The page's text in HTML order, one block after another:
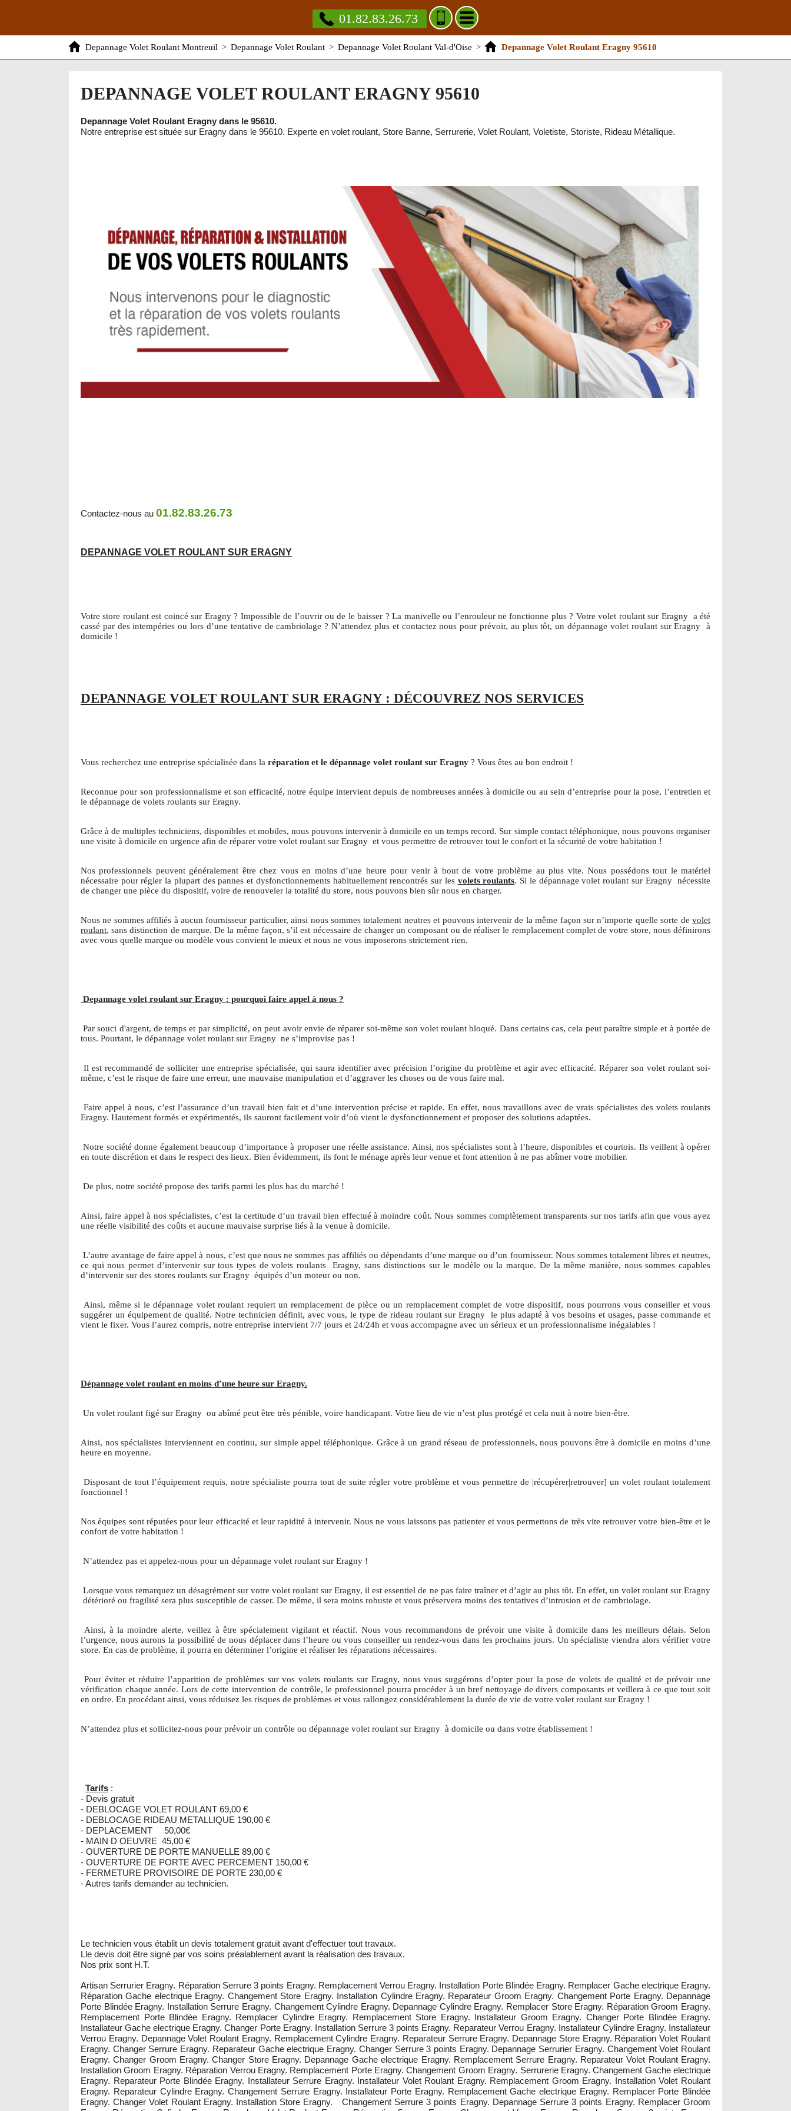
01.82.83.26.73
Depannage Volet Roulant Montreuil > Depannage Volet Roulant > Depannage Volet Roulant Val-d'Oise > Depannage Volet Roulant Eragny 95610
DEPANNAGE VOLET ROULANT ERAGNY 95610
Depannage Volet Roulant Eragny dans le 95610.
Notre entreprise est située sur Eragny dans le 95610. Experte en volet roulant, Store Banne, Serrurerie, Volet Roulant, Voletiste, Storiste, Rideau Métallique.
Contactez-nous au 01.82.83.26.73
DEPANNAGE VOLET ROULANT SUR ERAGNY
Votre store roulant est coincé sur Eragny ? Impossible de l’ouvrir ou de le baisser ? La manivelle ou l’enrouleur ne fonctionne plus ? Votre volet roulant sur Eragny a été
cassé par des intempéries ou lors d’une tentative de cambriolage ? N’attendez plus et contactez nous pour prévoir, au plus tôt, un dépannage volet roulant sur Eragny
à
domicile !
DEPANNAGE VOLET ROULANT SUR ERAGNY : DÉCOUVREZ NOS SERVICES
Vous recherchez une entreprise spécialisée dans la réparation et le dépannage volet roulant sur Eragny ? Vous êtes au bon endroit !
Reconnue pour son professionnalisme et son efficacité, notre équipe intervient depuis de nombreuses années à domicile ou au sein d’entreprise pour la pose, l’entretien et
le dépannage de volets roulants sur Eragny.
Grâce à de multiples techniciens, disponibles et mobiles, nous pouvons intervenir à domicile en un temps record. Sur simple contact téléphonique, nous pouvons organiser
une visite à domicile en urgence afin de réparer votre volet roulant sur Eragny et vous permettre de retrouver tout le confort et la sécurité de votre habitation !
Nos professionnels peuvent généralement être chez vous en moins d’une heure pour venir à bout de votre problème au plus vite. Nous possédons tout le matériel
nécessaire pour régler la plupart des pannes et dysfonctionnements habituellement rencontrés sur les volets roulants. Si le dépannage volet roulant sur Eragny nécessite
de changer une pièce du dispositif, voire de renouveler la totalité du store, nous pouvons bien sûr nous en charger.
Nous ne sommes affiliés à aucun fournisseur particulier, ainsi nous sommes totalement neutres et pouvons intervenir de la même façon sur n’importe quelle sorte de volet
roulant, sans distinction de marque. De la même façon, s’il est nécessaire de changer un composant ou de réaliser le remplacement complet de votre store, nous définirons
avec vous quelle marque ou modèle vous convient le mieux et nous ne vous imposerons strictement rien.
Depannage volet roulant sur Eragny : pourquoi faire appel à nous ?
Par souci d'argent, de temps et par simplicité, on peut avoir envie de réparer soi-même son volet roulant bloqué. Dans certains cas, cela peut paraître simple et à portée de
tous. Pourtant, le dépannage volet roulant sur Eragny ne s’improvise pas !
Il est recommandé de solliciter une entreprise spécialisée, qui saura identifier avec précision l’origine du problème et agir avec efficacité. Réparer son volet roulant soi-
même, c’est le risque de faire une erreur, une mauvaise manipulation et d’aggraver les choses ou de vous faire mal.
Faire appel à nous, c’est l’assurance d’un travail bien fait et d’une intervention précise et rapide. En effet, nous travaillons avec de vrais spécialistes des volets roulants
Eragny. Hautement formés et expérimentés, ils sauront facilement voir d’où vient le dysfonctionnement et proposer des solutions adaptées.
Notre société donne également beaucoup d’importance à proposer une réelle assistance. Ainsi, nos spécialistes sont à l’heure, disponibles et courtois. Ils veillent à opérer
en toute discrétion et dans le respect des lieux. Bien évidemment, ils font le ménage après leur venue et font attention à ne pas abîmer votre mobilier.
De plus, notre société propose des tarifs parmi les plus bas du marché !
Ainsi, faire appel à nos spécialistes, c’est la certitude d’un travail bien effectué à moindre coût. Nous sommes complètement transparents sur nos tarifs afin que vous ayez
une réelle visibilité des coûts et aucune mauvaise surprise liés à la venue à domicile.
L’autre avantage de faire appel à nous, c’est que nous ne sommes pas affiliés ou dépendants d’une marque ou d’un fournisseur. Nous sommes totalement libres et neutres,
ce qui nous permet d’intervenir sur tous types de volets roulants
Eragny, sans distinctions sur le modèle ou la marque. De la même manière, nous sommes capables
d’intervenir sur des stores roulants sur Eragny équipés d’un moteur ou non.
Ainsi, même si le dépannage volet roulant requiert un remplacement de pièce ou un remplacement complet de votre dispositif, nous pourrons vous conseiller et vous
suggérer un équipement de qualité. Notre technicien définit, avec vous, le type de rideau roulant sur Eragny
le plus adapté à vos besoins et usages, passe commande et
vient le fixer. Vous l’aurez compris, notre entreprise intervient 7/7 jours et 24/24h et vous accompagne avec un sérieux et un professionnalisme inégalables !
Dépannage volet roulant en moins d’une heure sur Eragny.
Un volet roulant figé sur Eragny ou abîmé peut être très pénible, voire handicapant. Votre lieu de vie n’est plus protégé et cela nuit à notre bien-être.
Ainsi, nos spécialistes interviennent en continu, sur simple appel téléphonique. Grâce à un grand réseau de professionnels, nous pouvons être à domicile en moins d’une
heure en moyenne.
Disposant de tout l’équipement requis, notre spécialiste pourra tout de suite régler votre problème et vous permettre de |récupérer|retrouver] un volet roulant totalement
fonctionnel !
Nos équipes sont réputées pour leur efficacité et leur rapidité à intervenir. Nous ne vous laissons pas patienter et vous permettons de très vite retrouver votre bien-être et le
confort de votre habitation !
N’attendez pas et appelez-nous pour un dépannage volet roulant sur Eragny !
Lorsque vous remarquez un désagrément sur votre volet roulant sur Eragny, il est essentiel de ne pas faire traîner et d’agir au plus tôt. En effet, un volet roulant sur Eragny
détérioré ou fragilisé sera plus susceptible de casser. De même, il sera moins robuste et vous préservera moins des tentatives d’intrusion et de cambriolage.
Ainsi, à la moindre alerte, veillez à être spécialement vigilant et réactif. Nous vous recommandons de prévoir une visite à domicile dans les meilleurs délais. Selon
l’urgence, nous aurons la possibilité de nous déplacer dans l’heure ou vous conseiller un rendez-vous dans les prochains jours. Un spécialiste viendra alors vérifier votre
store. En cas de problème, il pourra en déterminer l’origine et réaliser les réparations nécessaires.
Pour éviter et réduire l’apparition de problèmes sur vos volets roulants sur Eragny, nous vous suggérons d’opter pour la pose de volets de qualité et de prévoir une
vérification chaque année. Lors de cette intervention de contrôle, le professionnel pourra procéder à un bref nettoyage de divers composants et veillera à ce que tout soit
en ordre. En procédant ainsi, vous réduisez les risques de problèmes et vous rallongez considérablement la durée de vie de votre volet roulant sur Eragny !
N’attendez plus et sollicitez-nous pour prévoir un contrôle ou dépannage volet roulant sur Eragny à domicile ou dans votre établissement !
Tarifs :
- Devis gratuit
- DEBLOCAGE VOLET ROULANT 69,00 €
- DEBLOCAGE RIDEAU METALLIQUE 190,00 €
- DEPLACEMENT 50,00€
- MAIN D OEUVRE 45,00 €
- OUVERTURE DE PORTE MANUELLE 89,00 €
- OUVERTURE DE PORTE AVEC PERCEMENT 150,00 €
- FERMETURE PROVISOIRE DE PORTE 230,00 €
- Autres tarifs demander au technicien.
Le technicien vous établit un devis totalement gratuit avant d'effectuer tout travaux.
Lle devis doit être signé par vos soins préalablement avant la réalisation des travaux.
Nos prix sont H.T.
Artisan Serrurier Eragny. Réparation Serrure 3 points Eragny. Remplacement Verrou Eragny. Installation Porte Blindée Eragny. Remplacer Gache electrique Eragny.
Réparation Gache electrique Eragny. Changement Store Eragny. Installation Cylindre Eragny. Reparateur Groom Eragny. Changement Porte Eragny. Depannage
Porte Blindée Eragny. Installation Serrure Eragny. Changement Cylindre Eragny. Depannage Cylindre Eragny. Remplacer Store Eragny. Réparation Groom Eragny.
Remplacement Porte Blindée Eragny. Remplacer Cylindre Eragny. Remplacement Store Eragny. Installateur Groom Eragny. Changer Porte Blindée Eragny.
Installateur Gache electrique Eragny. Changer Porte Eragny. Installation Serrure 3 points Eragny. Reparateur Verrou Eragny. Installateur Cylindre Eragny. Installateur
Verrou Eragny. Depannage Volet Roulant Eragny. Remplacement Cylindre Eragny. Reparateur Serrure Eragny. Depannage Store Eragny. Réparation Volet Roulant
Eragny. Changer Serrure Eragny. Reparateur Gache electrique Eragny. Changer Serrure 3 points Eragny. Depannage Serrurier Eragny. Changement Volet Roulant
Eragny. Changer Groom Eragny. Changer Store Eragny. Depannage Gache electrique Eragny. Remplacement Serrure Eragny. Reparateur Volet Roulant Eragny.
Installation Groom Eragny. Réparation Verrou Eragny. Remplacement Porte Eragny. Changement Groom Eragny. Serrurerie Eragny. Changement Gache electrique
Eragny. Reparateur Porte Blindée Eragny. Installateur Serrure Eragny. Installateur Volet Roulant Eragny. Remplacement Groom Eragny. Installation Volet Roulant
Eragny. Reparateur Cylindre Eragny. Changement Serrure Eragny. Installateur Porte Eragny. Remplacement Gache electrique Eragny. Remplacer Porte Blindée
Eragny. Changer Volet Roulant Eragny. Installation Store Eragny. Changement Serrure 3 points Eragny. Depannage Serrure 3 points Eragny. Remplacer Groom